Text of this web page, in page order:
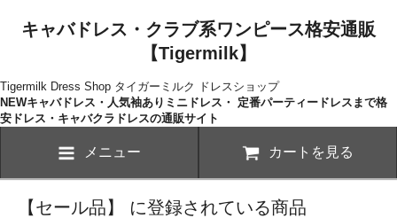
キャバドレス・クラブ系ワンピース格安通販
【Tigermilk】
Tigermilk Dress Shop タイガーミルク ドレスショップ
NEWキャバドレス・人気袖ありミニドレス・ 定番パーティードレスまで格
安ドレス・キャバクラドレスの通販サイト
メニュー カートを見る
【セール品】 に登録されている商品